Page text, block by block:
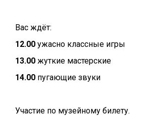
Вас ждёт:
12.00 ужасно классные игры
13.00 жуткие мастерские
14.00 пугающие звуки
Участие по музейному билету.